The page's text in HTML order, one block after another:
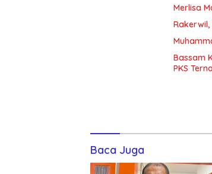
Merlisa
Rakerwil,
Bassam
PKS
Baca Juga